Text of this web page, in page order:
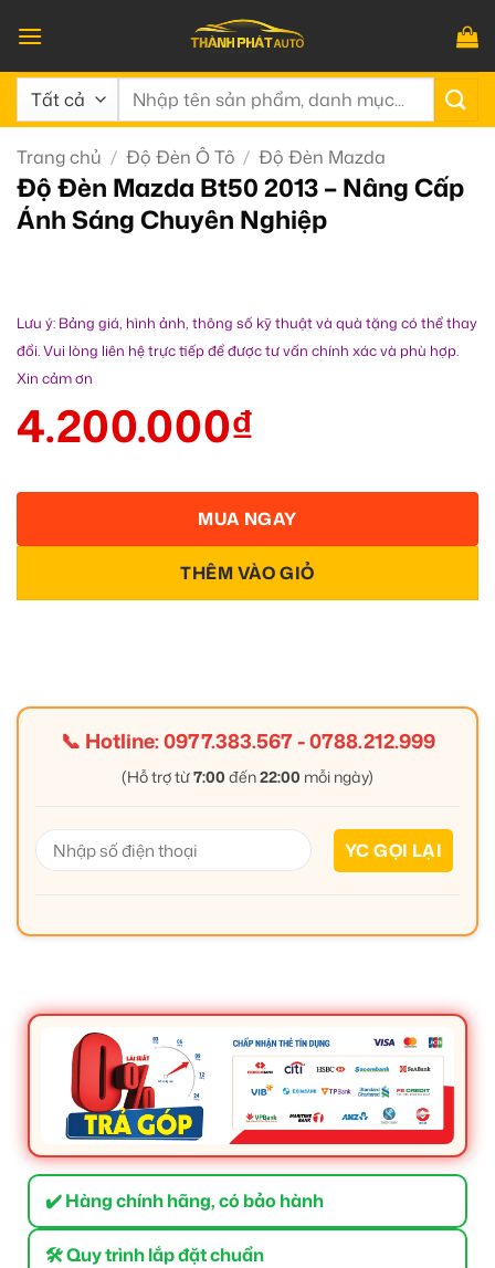
qua
nội
dung
Tìm
Trang chủ / Độ Đèn Ô Tô / Độ Đèn Mazda
Độ Đèn Mazda Bt50 2013 – Nâng Cấp
Ánh Sáng Chuyên Nghiệp
Lưu ý: Bảng giá, hình ảnh, thông số kỹ thuật và quà tặng có thể thay
đổi. Vui lòng liên hệ trực tiếp để được tư vấn chính xác và phù hợp.
Xin cảm ơn
4.200.000₫
THÊM VÀO GIỎ
MUA NGAY
📞 Hotline:0977.383.567-0788.212.999
(Hỗ trợ từ7:00 đến22:00 mỗi ngày)
✔️ Hàng chính hãng, có bảo hành
🛠 Quy trình lắp đặt chuẩn